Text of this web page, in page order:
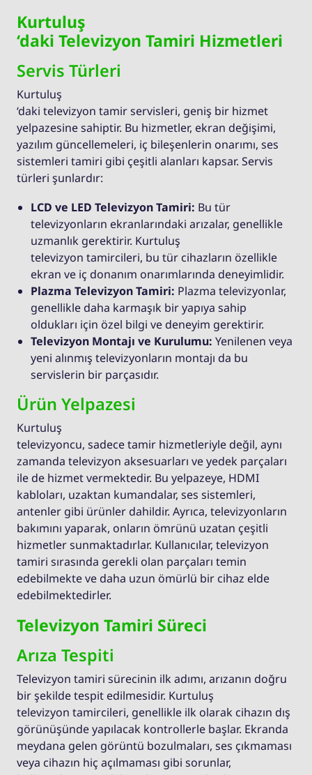
Kurtuluş
‘daki Televizyon Tamiri Hizmetleri
Servis Türleri
Kurtuluş
‘daki televizyon tamir servisleri, geniş bir hizmet
yelpazesine sahiptir. Bu hizmetler, ekran değişimi,
yazılım güncellemeleri, iç bileşenlerin onarımı, ses
sistemleri tamiri gibi çeşitli alanları kapsar. Servis
türleri şunlardır:
LCD ve LED Televizyon Tamiri: Bu tür
televizyonların ekranlarındaki arızalar, genellikle
uzmanlık gerektirir. Kurtuluş
televizyon tamircileri, bu tür cihazların özellikle
ekran ve iç donanım onarımlarında deneyimlidir.
Plazma Televizyon Tamiri: Plazma televizyonlar,
genellikle daha karmaşık bir yapıya sahip
oldukları için özel bilgi ve deneyim gerektirir.
Televizyon Montajı ve Kurulumu: Yenilenen veya
yeni alınmış televizyonların montajı da bu
servislerin bir parçasıdır.
Ürün Yelpazesi
Kurtuluş
televizyoncu, sadece tamir hizmetleriyle değil, aynı
zamanda televizyon aksesuarları ve yedek parçaları
ile de hizmet vermektedir. Bu yelpazeye, HDMI
kabloları, uzaktan kumandalar, ses sistemleri,
antenler gibi ürünler dahildir. Ayrıca, televizyonların
bakımını yaparak, onların ömrünü uzatan çeşitli
hizmetler sunmaktadırlar. Kullanıcılar, televizyon
tamiri sırasında gerekli olan parçaları temin
edebilmekte ve daha uzun ömürlü bir cihaz elde
edebilmektedirler.
Televizyon Tamiri Süreci
Arıza Tespiti
Televizyon tamiri sürecinin ilk adımı, arızanın doğru
bir şekilde tespit edilmesidir. Kurtuluş
televizyon tamircileri, genellikle ilk olarak cihazın dış
görünüşünde yapılacak kontrollerle başlar. Ekranda
meydana gelen görüntü bozulmaları, ses çıkmaması
veya cihazın hiç açılmaması gibi sorunlar,